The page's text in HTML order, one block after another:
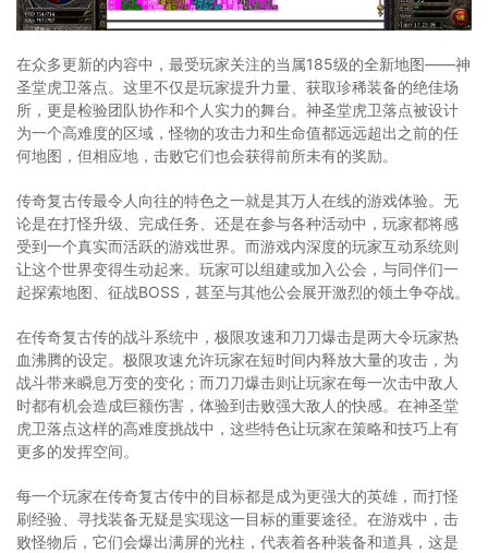
在众多更新的内容中，最受玩家关注的当属185级的全新地图——神
圣堂虎卫落点。这里不仅是玩家提升力量、获取珍稀装备的绝佳场
所，更是检验团队协作和个人实力的舞台。神圣堂虎卫落点被设计
为一个高难度的区域，怪物的攻击力和生命值都远远超出之前的任
何地图，但相应地，击败它们也会获得前所未有的奖励。
传奇复古传最令人向往的特色之一就是其万人在线的游戏体验。无
论是在打怪升级、完成任务、还是在参与各种活动中，玩家都将感
受到一个真实而活跃的游戏世界。而游戏内深度的玩家互动系统则
让这个世界变得生动起来。玩家可以组建或加入公会，与同伴们一
起探索地图、征战BOSS，甚至与其他公会展开激烈的领土争夺战。
在传奇复古传的战斗系统中，极限攻速和刀刀爆击是两大令玩家热
血沸腾的设定。极限攻速允许玩家在短时间内释放大量的攻击，为
战斗带来瞬息万变的变化；而刀刀爆击则让玩家在每一次击中敌人
时都有机会造成巨额伤害，体验到击败强大敌人的快感。在神圣堂
虎卫落点这样的高难度挑战中，这些特色让玩家在策略和技巧上有
更多的发挥空间。
每一个玩家在传奇复古传中的目标都是成为更强大的英雄，而打怪
刷经验、寻找装备无疑是实现这一目标的重要途径。在游戏中，击
败怪物后，它们会爆出满屏的光柱，代表着各种装备和道具，这是